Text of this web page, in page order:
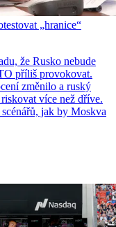
„hranice“
že Rusko nebude
příliš provokovat.
změnilo a ruský
více než dříve.
jak by Moskva